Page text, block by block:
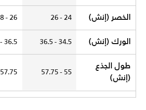
الخصر (إنش) 24 - 26
26 - 28
الورك (إنش) 34.5 - 36.5
36.5 - 38.5
طول الجذع
(إنش)
55 - 57.75
57.75 - 60.5